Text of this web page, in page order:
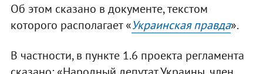
Об этом сказано в документе, текстом
которого располагает «Украинская правда».
В частности, в пункте 1.6 проекта регламента